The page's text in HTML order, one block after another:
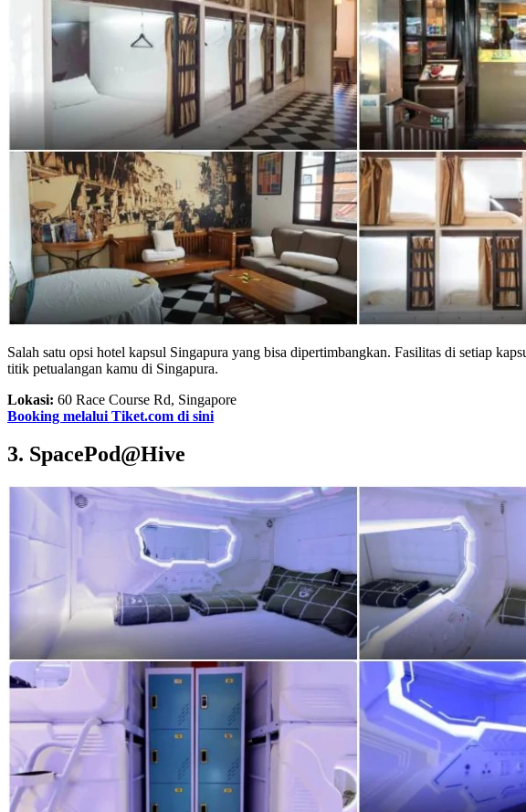
Salah satu opsi hotel kapsul Singapura yang bisa dipertimbangkan. Fasilitas di setiap
titik petualangan kamu di Singapura.
Lokasi: 60 Race Course Rd, Singapore
Booking melalui Tiket.com di sini
3. SpacePod@Hive